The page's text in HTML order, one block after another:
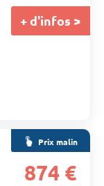
+ d'infos >
Prix malin
874 €